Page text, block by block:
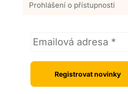
Prohlášení o přístupnosti